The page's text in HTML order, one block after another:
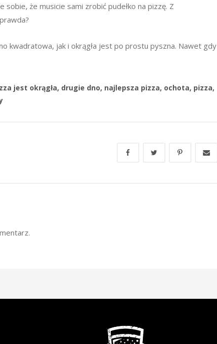
sobie, że musicie sami zrobić pudełko na pizzę. Z
kwadratowa, jak i okrągła jest po prostu pyszna. Nawet gdy
jest okrągła, drugie dno, najlepsza pizza, ochota, pizza,